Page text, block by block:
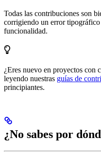
Todas las contribuciones son
corrigiendo un error
funcionalidad.
¿Eres nuevo en proyectos con
leyendo nuestras guías de
principiantes.
¿No sabes por